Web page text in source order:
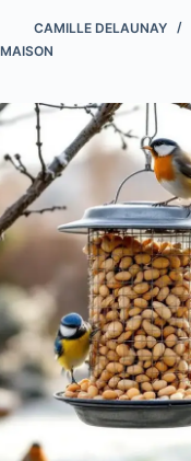
CAMILLE DELAUNAY
MAISON